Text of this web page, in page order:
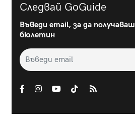
Следвай GoGuide
Въведи email, за да
бюлетин